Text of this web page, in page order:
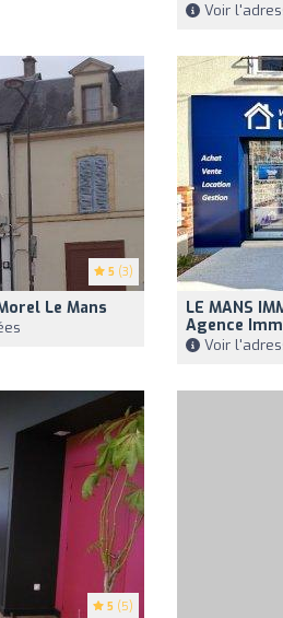
Voir
5 (3)
Le Mans
LE MANS
Agence
Voir
5 (5)